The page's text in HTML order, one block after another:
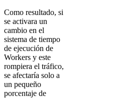
Como resultado, si
se activara un
cambio en el
sistema de tiempo
de ejecución de
Workers y este
rompiera el tráfico,
se afectaría solo a
un pequeño
porcentaje de